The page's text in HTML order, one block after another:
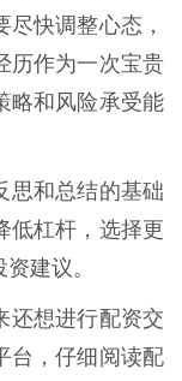
快调整心态，
历作为一次宝贵
略和风险承受能
思和总结的基础
低杠杆，选择更
建议。
还想进行配资交
台，仔细阅读配